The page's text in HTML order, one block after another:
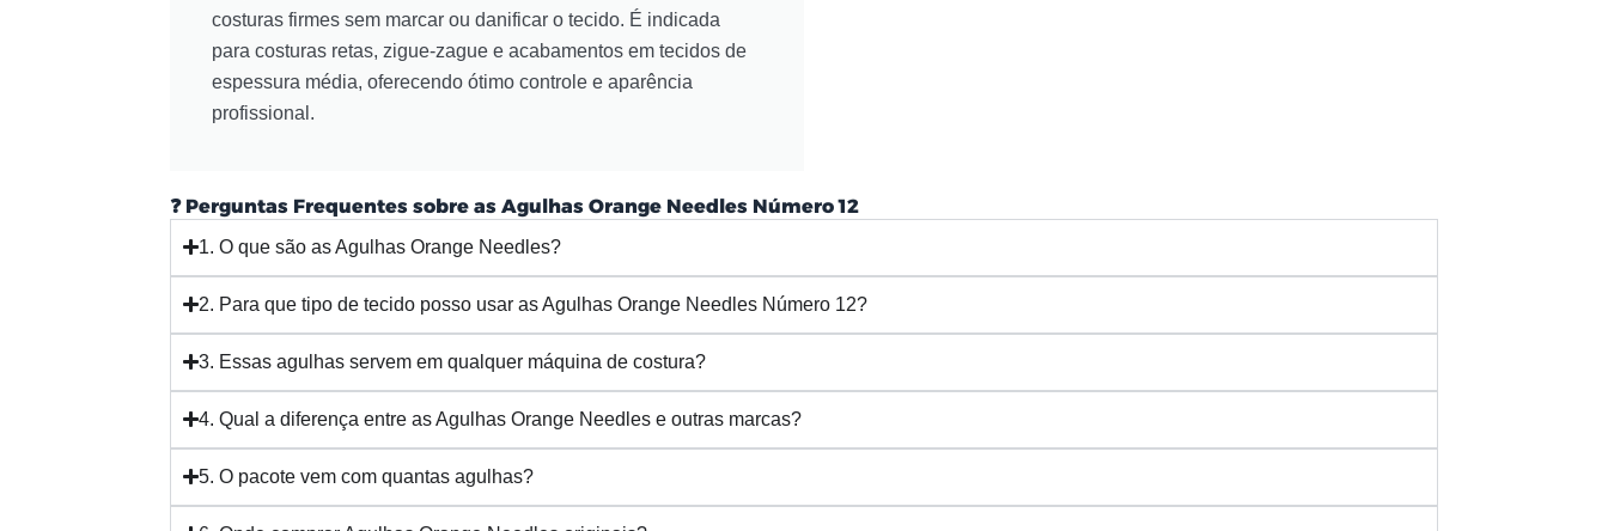
costuras firmes sem marcar ou danificar o tecido. É indicada
para costuras retas, zigue-zague e acabamentos em tecidos de
espessura média, oferecendo ótimo controle e aparência
profissional.
❓ Perguntas Frequentes sobre as Agulhas Orange Needles Número 12
1. O que são as Agulhas Orange Needles?
2. Para que tipo de tecido posso usar as Agulhas Orange Needles Número 12?
3. Essas agulhas servem em qualquer máquina de costura?
4. Qual a diferença entre as Agulhas Orange Needles e outras marcas?
5. O pacote vem com quantas agulhas?